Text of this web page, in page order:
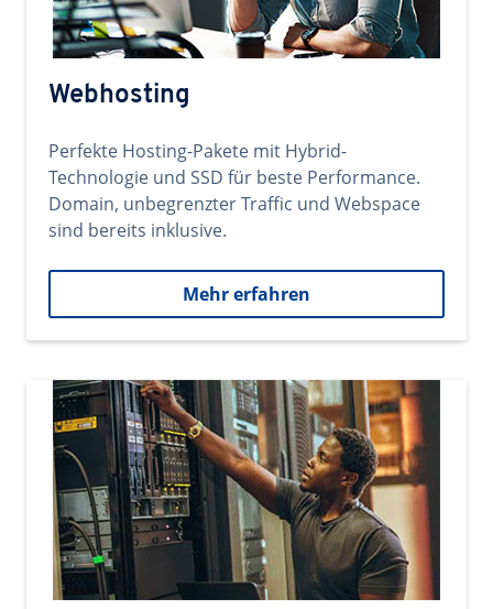
Webhosting
Perfekte Hosting-Pakete mit Hybrid-
Technologie und SSD für beste Performance.
Domain, unbegrenzter Traffic und Webspace
sind bereits inklusive.
Mehr erfahren